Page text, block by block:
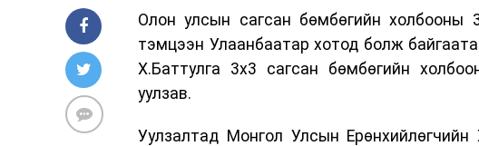
Олон улсын сагсан бөмбөгийн холбооны
тэмцээн Улаанбаатар хотод болж
Х.Баттулга 3х3 сагсан бөмбөгийн
уулзав.
Уулзалтад Монгол Улсын